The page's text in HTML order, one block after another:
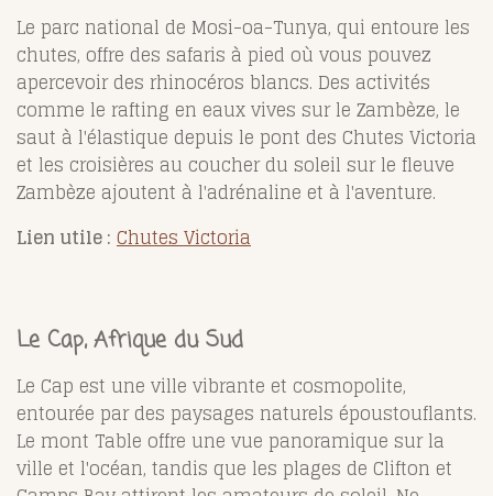
Le parc national de Mosi-oa-Tunya, qui entoure les
chutes, offre des safaris à pied où vous pouvez
apercevoir des rhinocéros blancs. Des activités
comme le rafting en eaux vives sur le Zambèze, le
saut à l'élastique depuis le pont des Chutes Victoria
et les croisières au coucher du soleil sur le fleuve
Zambèze ajoutent à l'adrénaline et à l'aventure.
Lien utile : Chutes Victoria
Le Cap, Afrique du Sud
Le Cap est une ville vibrante et cosmopolite,
entourée par des paysages naturels époustouflants.
Le mont Table offre une vue panoramique sur la
ville et l'océan, tandis que les plages de Clifton et